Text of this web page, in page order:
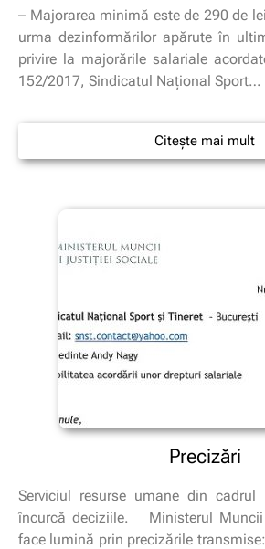
– Majorarea minimă este de 290 de
urma dezinformărilor apărute în
privire la majorările salariale
152/2017, Sindicatul Naţional Sport…
Citește mai mult
Precizări
Serviciul resurse umane din
încurcă deciziile. Ministerul
face lumină prin precizările